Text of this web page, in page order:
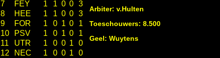
7
FEY 1 1 0 0 3
8
HEE 1 1 0 0 3
9
FOR 1 0 1 0
1
10
PSV 1 0 1 0
1
11
UTR 1 0 0 1
0
12
NEC 1 0 0 1
0
Arbiter: v.Hulten
Toeschouwers: 8.500
Geel: Wuytens